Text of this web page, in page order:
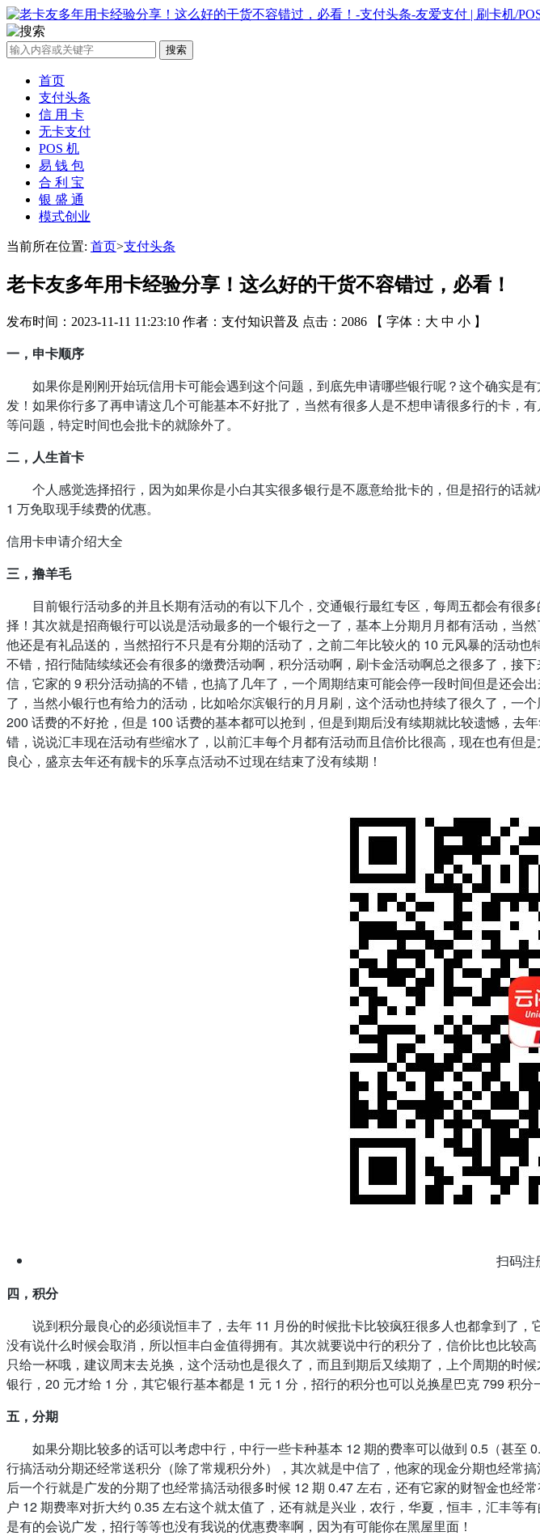
搜索
首页
支付头条
信 用 卡
无卡支付
POS 机
易 钱 包
合 利 宝
银 盛 通
模式创业
当前所在位置: 首页>支付头条
老卡友多年用卡经验分享！这么好的干货不容错过，必看！
发布时间：2023-11-11 11:23:10 作者：支付知识普及 点击：2086 【 字体： 大 中 小 】
一，申卡顺序
如果你是刚刚开始玩信用卡可能会遇到这个问题，到底先申请哪些银行呢？这个确实是
发！如果你行多了再申请这几个可能基本不好批了，当然有很多人是不想申请很多行的卡，
等问题，特定时间也会批卡的就除外了。
二，人生首卡
个人感觉选择招行，因为如果你是小白其实很多银行是不愿意给批卡的，但是招行的话
1 万免取现手续费的优惠。
信用卡申请介绍大全
三，撸羊毛
目前银行活动多的并且长期有活动的有以下几个，交通银行最红专区，每周五都会有很
择！其次就是招商银行可以说是活动最多的一个银行之一了，基本上分期月月都有活动，当
他还是有礼品送的，当然招行不只是有分期的活动了，之前二年比较火的 10 元风暴的活动
不错，招行陆陆续续还会有很多的缴费活动啊，积分活动啊，刷卡金活动啊总之很多了，接
信，它家的 9 积分活动搞的不错，也搞了几年了，一个周期结束可能会停一段时间但是还
了，当然小银行也有给力的活动，比如哈尔滨银行的月月刷，这个活动也持续了很久了，一
200 话费的不好抢，但是 100 话费的基本都可以抢到，但是到期后没有续期就比较遗憾，
错，说说汇丰现在活动有些缩水了，以前汇丰每个月都有活动而且信价比很高，现在也有但
良心，盛京去年还有靓卡的乐享点活动不过现在结束了没有续期！
扫码注
四，积分
说到积分最良心的必须说恒丰了，去年 11 月份的时候批卡比较疯狂很多人也都拿到了
没有说什么时候会取消，所以恒丰白金值得拥有。其次就要说中行的积分了，信价比也比较
只给一杯哦，建议周末去兑换，这个活动也是很久了，而且到期后又续期了，上个周期的
银行，20 元才给 1 分，其它银行基本都是 1 元 1 分，招行的积分也可以兑换星巴克 799 积
五，分期
如果分期比较多的话可以考虑中行，中行一些卡种基本 12 期的费率可以做到 0.5（甚
行搞活动分期还经常送积分（除了常规积分外），其次就是中信了，他家的现金分期也经常
后一个行就是广发的分期了也经常搞活动很多时候 12 期 0.47 左右，还有它家的财智金也
户 12 期费率对折大约 0.35 左右这个就太值了，还有就是兴业，农行，华夏，恒丰，汇丰
是有的会说广发，招行等等也没有我说的优惠费率啊，因为有可能你在黑屋里面！